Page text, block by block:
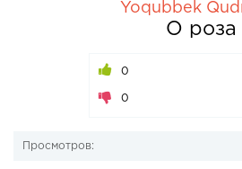
Yoqubbek
О роза
0
0
Просмотров: